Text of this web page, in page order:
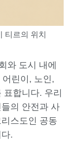
티르의 위치
와 도시 내에
린이, 노인,
표합니다. 우리
의 안전과 사
스도인 공동
.